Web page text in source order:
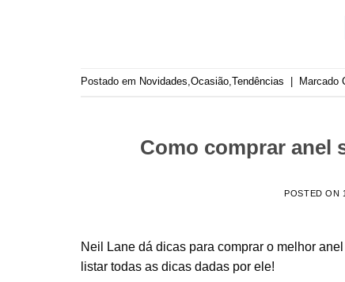
Postado em Novidades,Ocasião,Tendências Marcado
Como comprar anel
POSTED ON
Neil Lane dá dicas para comprar o melhor
listar todas as dicas dadas por ele!